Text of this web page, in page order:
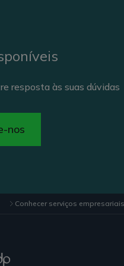
resposta às suas dúvidas
nos
Conhecer serviços